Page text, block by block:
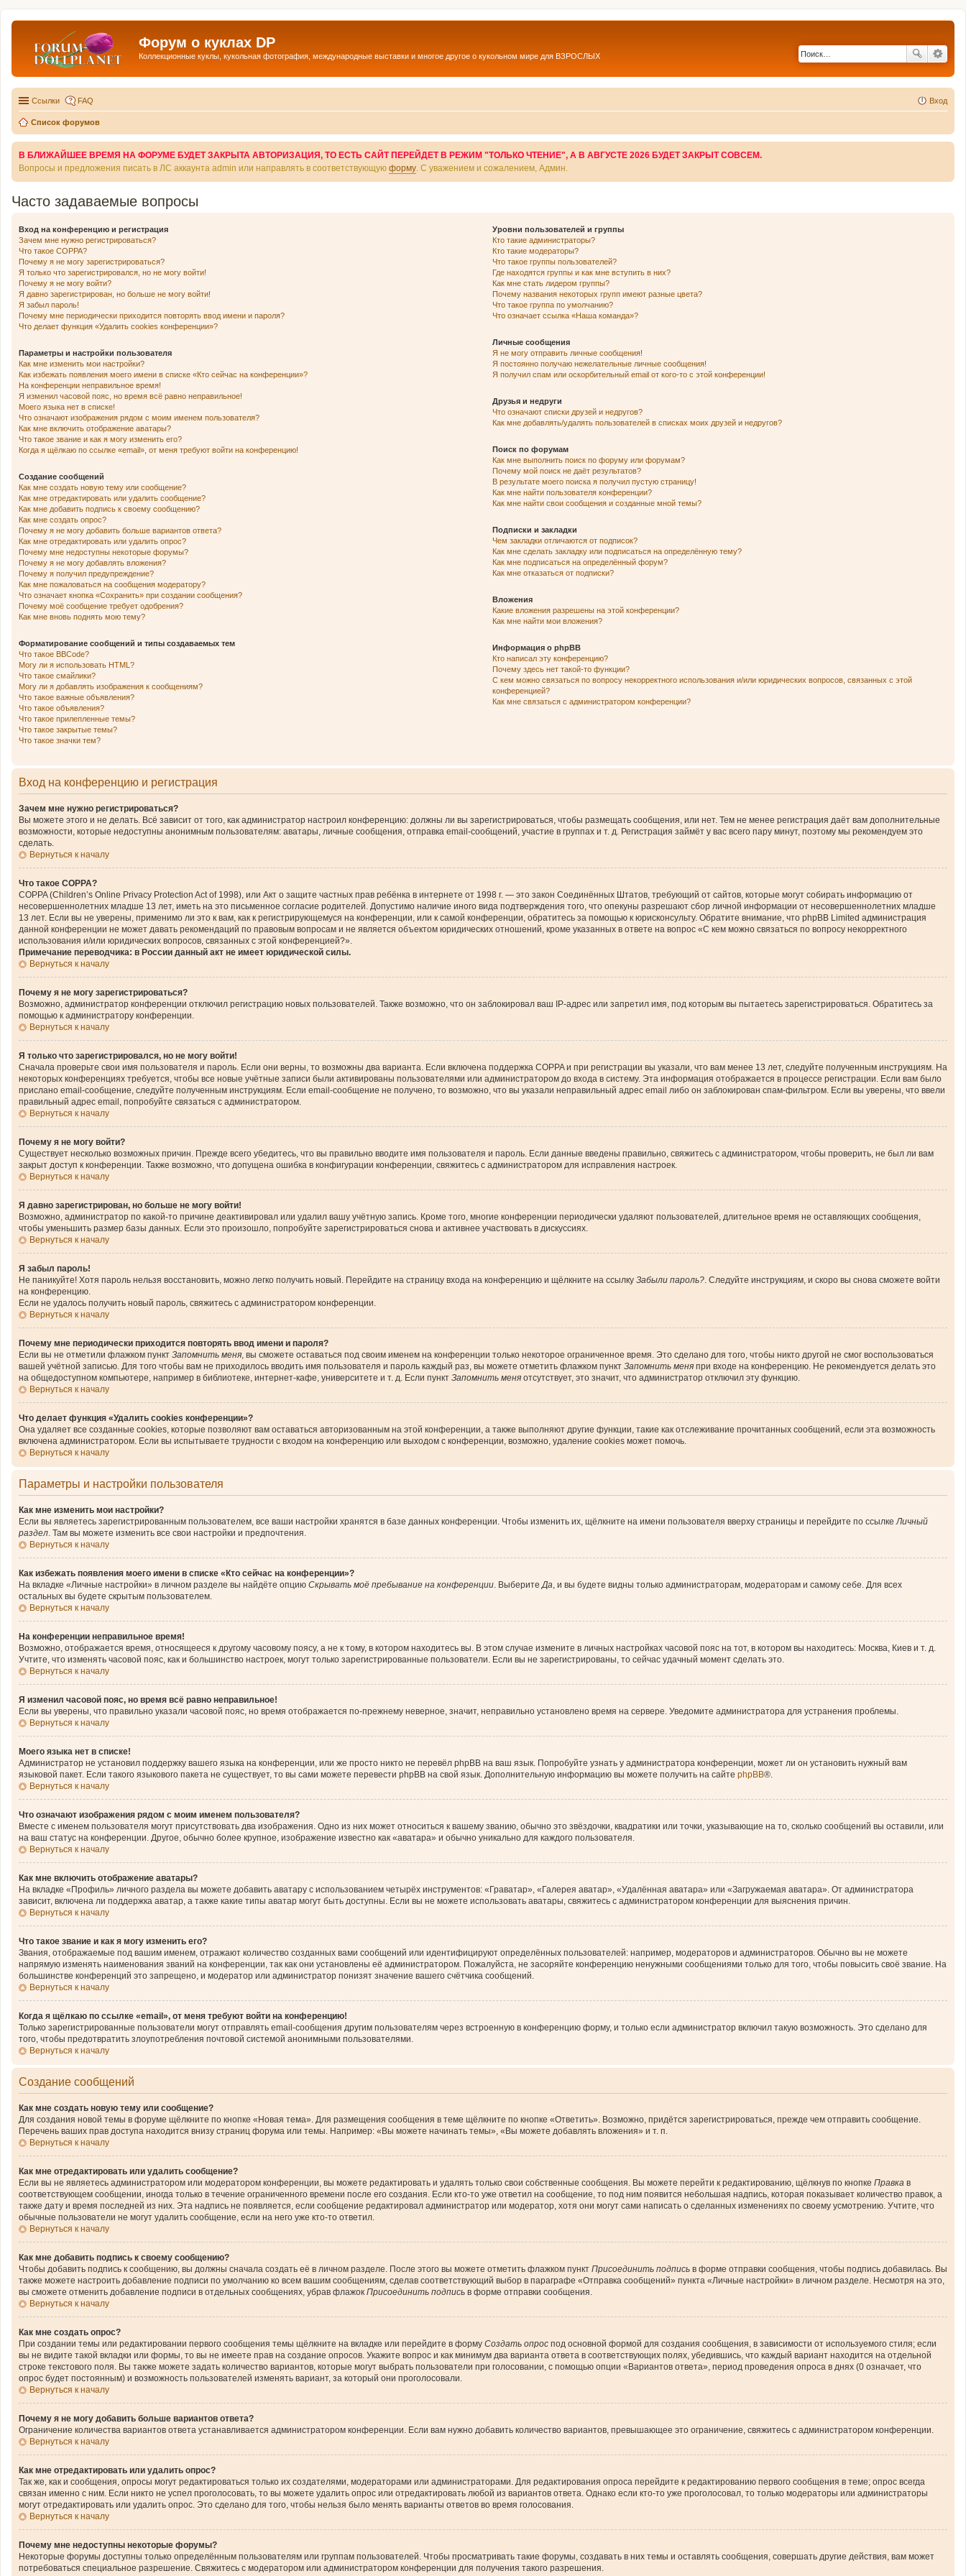
Форум о куклах DP
Коллекционные куклы, кукольная фотография, международные выставки и многое другое о кукольном мире для ВЗРОСЛЫХ
Ссылки FAQ Вход
Список форумов
В БЛИЖАЙШЕЕ ВРЕМЯ НА ФОРУМЕ БУДЕТ ЗАКРЫТА АВТОРИЗАЦИЯ, ТО ЕСТЬ САЙТ ПЕРЕЙДЕТ В РЕЖИМ "ТОЛЬКО ЧТЕНИЕ", А В АВГУСТЕ 2026 БУДЕТ ЗАКРЫТ СОВСЕМ.
Вопросы и предложения писать в ЛС аккаунта admin или направлять в соответствующую форму . С уважением и сожалением, Админ.
Часто задаваемые вопросы
Вход на конференцию и регистрация
Зачем мне нужно регистрироваться?
Что такое COPPA?
Почему я не могу зарегистрироваться?
Я только что зарегистрировался, но не могу войти!
Почему я не могу войти?
Я давно зарегистрирован, но больше не могу войти!
Я забыл пароль!
Почему мне периодически приходится повторять ввод имени и пароля?
Что делает функция «Удалить cookies конференции»?
Параметры и настройки пользователя
Как мне изменить мои настройки?
Как избежать появления моего имени в списке «Кто сейчас на конференции»?
На конференции неправильное время!
Я изменил часовой пояс, но время всё равно неправильное!
Моего языка нет в списке!
Что означают изображения рядом с моим именем пользователя?
Как мне включить отображение аватары?
Что такое звание и как я могу изменить его?
Когда я щёлкаю по ссылке «email», от меня требуют войти на конференцию!
Создание сообщений
Как мне создать новую тему или сообщение?
Как мне отредактировать или удалить сообщение?
Как мне добавить подпись к своему сообщению?
Как мне создать опрос?
Почему я не могу добавить больше вариантов ответа?
Как мне отредактировать или удалить опрос?
Почему мне недоступны некоторые форумы?
Почему я не могу добавлять вложения?
Почему я получил предупреждение?
Как мне пожаловаться на сообщения модератору?
Что означает кнопка «Сохранить» при создании сообщения?
Почему моё сообщение требует одобрения?
Как мне вновь поднять мою тему?
Форматирование сообщений и типы создаваемых тем
Что такое BBCode?
Могу ли я использовать HTML?
Что такое смайлики?
Могу ли я добавлять изображения к сообщениям?
Что такое важные объявления?
Что такое объявления?
Что такое прилепленные темы?
Что такое закрытые темы?
Что такое значки тем?
Уровни пользователей и группы
Кто такие администраторы?
Кто такие модераторы?
Что такое группы пользователей?
Где находятся группы и как мне вступить в них?
Как мне стать лидером группы?
Почему названия некоторых групп имеют разные цвета?
Что такое группа по умолчанию?
Что означает ссылка «Наша команда»?
Личные сообщения
Я не могу отправить личные сообщения!
Я постоянно получаю нежелательные личные сообщения!
Я получил спам или оскорбительный email от кого-то с этой конференции!
Друзья и недруги
Что означают списки друзей и недругов?
Как мне добавлять/удалять пользователей в списках моих друзей и недругов?
Поиск по форумам
Как мне выполнить поиск по форуму или форумам?
Почему мой поиск не даёт результатов?
В результате моего поиска я получил пустую страницу!
Как мне найти пользователя конференции?
Как мне найти свои сообщения и созданные мной темы?
Подписки и закладки
Чем закладки отличаются от подписок?
Как мне сделать закладку или подписаться на определённую тему?
Как мне подписаться на определённый форум?
Как мне отказаться от подписки?
Вложения
Какие вложения разрешены на этой конференции?
Как мне найти мои вложения?
Информация о phpBB
Кто написал эту конференцию?
Почему здесь нет такой-то функции?
С кем можно связаться по вопросу некорректного использования и/или юридических вопросов, связанных с этой
конференцией?
Как мне связаться с администратором конференции?
Вход на конференцию и регистрация
Зачем мне нужно регистрироваться?
Вы можете этого и не делать. Всё зависит от того, как администратор настроил конференцию: должны ли вы зарегистрироваться, чтобы размещать сообщения, или нет. Тем не менее регистрация даёт вам дополнительные
возможности, которые недоступны анонимным пользователям: аватары, личные сообщения, отправка email-сообщений, участие в группах и т. д. Регистрация займёт у вас всего пару минут, поэтому мы рекомендуем это
сделать.
Вернуться к началу
Что такое COPPA?
COPPA (Children’s Online Privacy Protection Act of 1998), или Акт о защите частных прав ребёнка в интернете от 1998 г. — это закон Соединённых Штатов, требующий от сайтов, которые могут собирать информацию от
несовершеннолетних младше 13 лет, иметь на это письменное согласие родителей. Допустимо наличие иного вида подтверждения того, что опекуны разрешают сбор личной информации от несовершеннолетних младше
13 лет. Если вы не уверены, применимо ли это к вам, как к регистрирующемуся на конференции, или к самой конференции, обратитесь за помощью к юрисконсульту. Обратите внимание, что phpBB Limited администрация
данной конференции не может давать рекомендаций по правовым вопросам и не является объектом юридических отношений, кроме указанных в ответе на вопрос «С кем можно связаться по вопросу некорректного
использования и/или юридических вопросов, связанных с этой конференцией?».
Примечание переводчика: в России данный акт не имеет юридической силы.
Вернуться к началу
Почему я не могу зарегистрироваться?
Возможно, администратор конференции отключил регистрацию новых пользователей. Также возможно, что он заблокировал ваш IP-адрес или запретил имя, под которым вы пытаетесь зарегистрироваться. Обратитесь за
помощью к администратору конференции.
Вернуться к началу
Я только что зарегистрировался, но не могу войти!
Сначала проверьте свои имя пользователя и пароль. Если они верны, то возможны два варианта. Если включена поддержка COPPA и при регистрации вы указали, что вам менее 13 лет, следуйте полученным инструкциям. На
некоторых конференциях требуется, чтобы все новые учётные записи были активированы пользователями или администратором до входа в систему. Эта информация отображается в процессе регистрации. Если вам было
прислано email-сообщение, следуйте полученным инструкциям. Если email-сообщение не получено, то возможно, что вы указали неправильный адрес email либо он заблокирован спам-фильтром. Если вы уверены, что ввели
правильный адрес email, попробуйте связаться с администратором.
Вернуться к началу
Почему я не могу войти?
Существует несколько возможных причин. Прежде всего убедитесь, что вы правильно вводите имя пользователя и пароль. Если данные введены правильно, свяжитесь с администратором, чтобы проверить, не был ли вам
закрыт доступ к конференции. Также возможно, что допущена ошибка в конфигурации конференции, свяжитесь с администратором для исправления настроек.
Вернуться к началу
Я давно зарегистрирован, но больше не могу войти!
Возможно, администратор по какой-то причине деактивировал или удалил вашу учётную запись. Кроме того, многие конференции периодически удаляют пользователей, длительное время не оставляющих сообщения,
чтобы уменьшить размер базы данных. Если это произошло, попробуйте зарегистрироваться снова и активнее участвовать в дискуссиях.
Вернуться к началу
Я забыл пароль!
Не паникуйте! Хотя пароль нельзя восстановить, можно легко получить новый. Перейдите на страницу входа на конференцию и щёлкните на ссылку Забыли пароль? . Следуйте инструкциям, и скоро вы снова сможете войти
на конференцию.
Если не удалось получить новый пароль, свяжитесь с администратором конференции.
Вернуться к началу
Почему мне периодически приходится повторять ввод имени и пароля?
Если вы не отметили флажком пункт Запомнить меня , вы сможете оставаться под своим именем на конференции только некоторое ограниченное время. Это сделано для того, чтобы никто другой не смог воспользоваться
вашей учётной записью. Для того чтобы вам не приходилось вводить имя пользователя и пароль каждый раз, вы можете отметить флажком пункт Запомнить меня при входе на конференцию. Не рекомендуется делать это
на общедоступном компьютере, например в библиотеке, интернет-кафе, университете и т. д. Если пункт Запомнить меня отсутствует, это значит, что администратор отключил эту функцию.
Вернуться к началу
Что делает функция «Удалить cookies конференции»?
Она удаляет все созданные cookies, которые позволяют вам оставаться авторизованным на этой конференции, а также выполняют другие функции, такие как отслеживание прочитанных сообщений, если эта возможность
включена администратором. Если вы испытываете трудности с входом на конференцию или выходом с конференции, возможно, удаление cookies может помочь.
Вернуться к началу
Параметры и настройки пользователя
Как мне изменить мои настройки?
Если вы являетесь зарегистрированным пользователем, все ваши настройки хранятся в базе данных конференции. Чтобы изменить их, щёлкните на имени пользователя вверху страницы и перейдите по ссылке Личный
раздел . Там вы можете изменить все свои настройки и предпочтения.
Вернуться к началу
Как избежать появления моего имени в списке «Кто сейчас на конференции»?
На вкладке «Личные настройки» в личном разделе вы найдёте опцию Скрывать моё пребывание на конференции . Выберите Да , и вы будете видны только администраторам, модераторам и самому себе. Для всех
остальных вы будете скрытым пользователем.
Вернуться к началу
На конференции неправильное время!
Возможно, отображается время, относящееся к другому часовому поясу, а не к тому, в котором находитесь вы. В этом случае измените в личных настройках часовой пояс на тот, в котором вы находитесь: Москва, Киев и т. д.
Учтите, что изменять часовой пояс, как и большинство настроек, могут только зарегистрированные пользователи. Если вы не зарегистрированы, то сейчас удачный момент сделать это.
Вернуться к началу
Я изменил часовой пояс, но время всё равно неправильное!
Если вы уверены, что правильно указали часовой пояс, но время отображается по-прежнему неверное, значит, неправильно установлено время на сервере. Уведомите администратора для устранения проблемы.
Вернуться к началу
Моего языка нет в списке!
Администратор не установил поддержку вашего языка на конференции, или же просто никто не перевёл phpBB на ваш язык. Попробуйте узнать у администратора конференции, может ли он установить нужный вам
языковой пакет. Если такого языкового пакета не существует, то вы сами можете перевести phpBB на свой язык. Дополнительную информацию вы можете получить на сайте phpBB®.
Вернуться к началу
Что означают изображения рядом с моим именем пользователя?
Вместе с именем пользователя могут присутствовать два изображения. Одно из них может относиться к вашему званию, обычно это звёздочки, квадратики или точки, указывающие на то, сколько сообщений вы оставили, или
на ваш статус на конференции. Другое, обычно более крупное, изображение известно как «аватара» и обычно уникально для каждого пользователя.
Вернуться к началу
Как мне включить отображение аватары?
На вкладке «Профиль» личного раздела вы можете добавить аватару с использованием четырёх инструментов: «Граватар», «Галерея аватар», «Удалённая аватара» или «Загружаемая аватара». От администратора
зависит, включена ли поддержка аватар, а также какие типы аватар могут быть доступны. Если вы не можете использовать аватары, свяжитесь с администратором конференции для выяснения причин.
Вернуться к началу
Что такое звание и как я могу изменить его?
Звания, отображаемые под вашим именем, отражают количество созданных вами сообщений или идентифицируют определённых пользователей: например, модераторов и администраторов. Обычно вы не можете
напрямую изменять наименования званий на конференции, так как они установлены её администратором. Пожалуйста, не засоряйте конференцию ненужными сообщениями только для того, чтобы повысить своё звание. На
большинстве конференций это запрещено, и модератор или администратор понизят значение вашего счётчика сообщений.
Вернуться к началу
Когда я щёлкаю по ссылке «email», от меня требуют войти на конференцию!
Только зарегистрированные пользователи могут отправлять email-сообщения другим пользователям через встроенную в конференцию форму, и только если администратор включил такую возможность. Это сделано для
того, чтобы предотвратить злоупотребления почтовой системой анонимными пользователями.
Вернуться к началу
Создание сообщений
Как мне создать новую тему или сообщение?
Для создания новой темы в форуме щёлкните по кнопке «Новая тема». Для размещения сообщения в теме щёлкните по кнопке «Ответить». Возможно, придётся зарегистрироваться, прежде чем отправить сообщение.
Перечень ваших прав доступа находится внизу страниц форума или темы. Например: «Вы можете начинать темы», «Вы можете добавлять вложения» и т. п.
Вернуться к началу
Как мне отредактировать или удалить сообщение?
Если вы не являетесь администратором или модератором конференции, вы можете редактировать и удалять только свои собственные сообщения. Вы можете перейти к редактированию, щёлкнув по кнопке Правка в
соответствующем сообщении, иногда только в течение ограниченного времени после его создания. Если кто-то уже ответил на сообщение, то под ним появится небольшая надпись, которая показывает количество правок, а
также дату и время последней из них. Эта надпись не появляется, если сообщение редактировал администратор или модератор, хотя они могут сами написать о сделанных изменениях по своему усмотрению. Учтите, что
обычные пользователи не могут удалить сообщение, если на него уже кто-то ответил.
Вернуться к началу
Как мне добавить подпись к своему сообщению?
Чтобы добавить подпись к сообщению, вы должны сначала создать её в личном разделе. После этого вы можете отметить флажком пункт Присоединить подпись в форме отправки сообщения, чтобы подпись добавилась. Вы
также можете настроить добавление подписи по умолчанию ко всем вашим сообщениям, сделав соответствующий выбор в параграфе «Отправка сообщений» пункта «Личные настройки» в личном разделе. Несмотря на это,
вы сможете отменить добавление подписи в отдельных сообщениях, убрав флажок Присоединить подпись в форме отправки сообщения.
Вернуться к началу
Как мне создать опрос?
При создании темы или редактировании первого сообщения темы щёлкните на вкладке или перейдите в форму Создать опрос под основной формой для создания сообщения, в зависимости от используемого стиля; если
вы не видите такой вкладки или формы, то вы не имеете прав на создание опросов. Укажите вопрос и как минимум два варианта ответа в соответствующих полях, убедившись, что каждый вариант находится на отдельной
строке текстового поля. Вы также можете задать количество вариантов, которые могут выбрать пользователи при голосовании, с помощью опции «Вариантов ответа», период проведения опроса в днях (0 означает, что
опрос будет постоянным) и возможность пользователей изменять вариант, за который они проголосовали.
Вернуться к началу
Почему я не могу добавить больше вариантов ответа?
Ограничение количества вариантов ответа устанавливается администратором конференции. Если вам нужно добавить количество вариантов, превышающее это ограничение, свяжитесь с администратором конференции.
Вернуться к началу
Как мне отредактировать или удалить опрос?
Так же, как и сообщения, опросы могут редактироваться только их создателями, модераторами или администраторами. Для редактирования опроса перейдите к редактированию первого сообщения в теме; опрос всегда
связан именно с ним. Если никто не успел проголосовать, то вы можете удалить опрос или отредактировать любой из вариантов ответа. Однако если кто-то уже проголосовал, то только модераторы или администраторы
могут отредактировать или удалить опрос. Это сделано для того, чтобы нельзя было менять варианты ответов во время голосования.
Вернуться к началу
Почему мне недоступны некоторые форумы?
Некоторые форумы доступны только определённым пользователям или группам пользователей. Чтобы просматривать такие форумы, создавать в них темы и оставлять сообщения, совершать другие действия, вам может
потребоваться специальное разрешение. Свяжитесь с модератором или администратором конференции для получения такого разрешения.